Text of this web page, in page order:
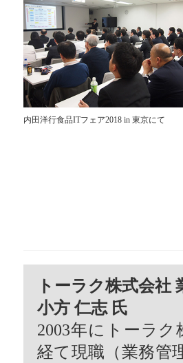
内田洋行食品ITフェア2018 in 東京にて
トーラク株式会社
小方 仁志 氏
2003年にトーラ
経て現職（業務管